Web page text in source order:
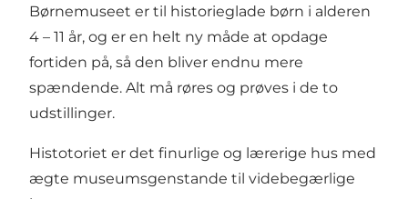
Børnemuseet er til historieglade børn i alderen
4 – 11 år, og er en helt ny måde at opdage
fortiden på, så den bliver endnu mere
spændende. Alt må røres og prøves i de to
udstillinger.
Histotoriet er det finurlige og lærerige hus med
ægte museumsgenstande til videbegærlige